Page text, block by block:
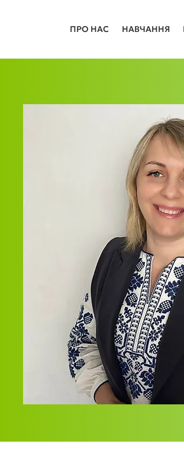
ПРО НАС НАВЧАННЯ